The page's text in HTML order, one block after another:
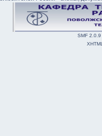
SMF 2.0.9